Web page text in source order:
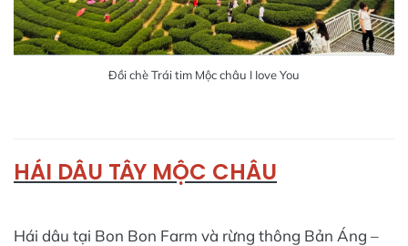
Đồi chè Trái tim Mộc châu I Iove You
HÁI DÂU TÂY MỘC CHÂU
Hái dâu tại Bon Bon Farm và rừng thông Bản Áng –